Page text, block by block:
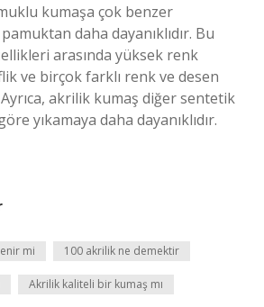
kumaşa çok benzer
daha dayanıklıdır. Bu
arasında yüksek renk
ve birçok farklı renk ve desen
Ayrıca, akrilik kumaş diğer sentetik
yıkamaya daha dayanıklıdır.
mi 100 akrilik ne demektir
Akrilik kaliteli bir kumaş mı